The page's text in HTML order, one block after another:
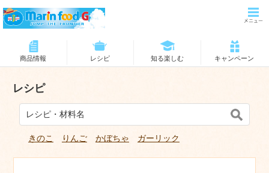
商品情報 レシピ 知る楽しむ キャンペーン
レシピ
きのこ りんご かぼちゃ ガーリック